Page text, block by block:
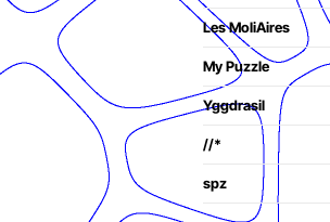
Les MoliAires
My Puzzle
Yggdrasil
//*
spz